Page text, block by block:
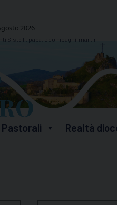
2026
Sisto II, papa, e compagni, martiri
Realtà